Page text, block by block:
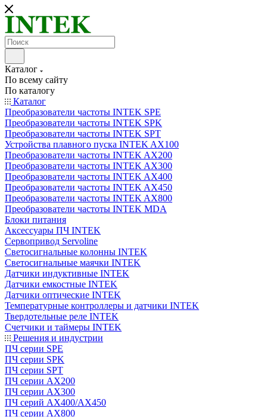
Каталог
По всему сайту
По каталогу
Каталог
Преобразователи частоты INTEK SPE
Преобразователи частоты INTEK SPK
Преобразователи частоты INTEK SPT
Устройства плавного пуска INTEK AX100
Преобразователи частоты INTEK AX200
Преобразователи частоты INTEK AX300
Преобразователи частоты INTEK AX400
Преобразователи частоты INTEK AX450
Преобразователи частоты INTEK AX800
Преобразователи частоты INTEK MDA
Блоки питания
Аксессуары ПЧ INTEK
Сервопривод Servoline
Светосигнальные колонны INTEK
Светосигнальные маячки INTEK
Датчики индуктивные INTEK
Датчики емкостные INTEK
Датчики оптические INTEK
Температурные контроллеры и датчики INTEK
Твердотельные реле INTEK
Счетчики и таймеры INTEK
Решения и индустрии
ПЧ серии SPE
ПЧ серии SPK
ПЧ серии SPT
ПЧ серии AX200
ПЧ серии AX300
ПЧ серий AX400/AX450
ПЧ серии AX800